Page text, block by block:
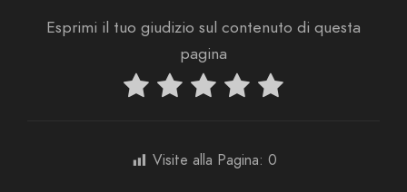
Esprimi il tuo giudizio sul contenuto di questa
pagina
Visite alla Pagina: 0